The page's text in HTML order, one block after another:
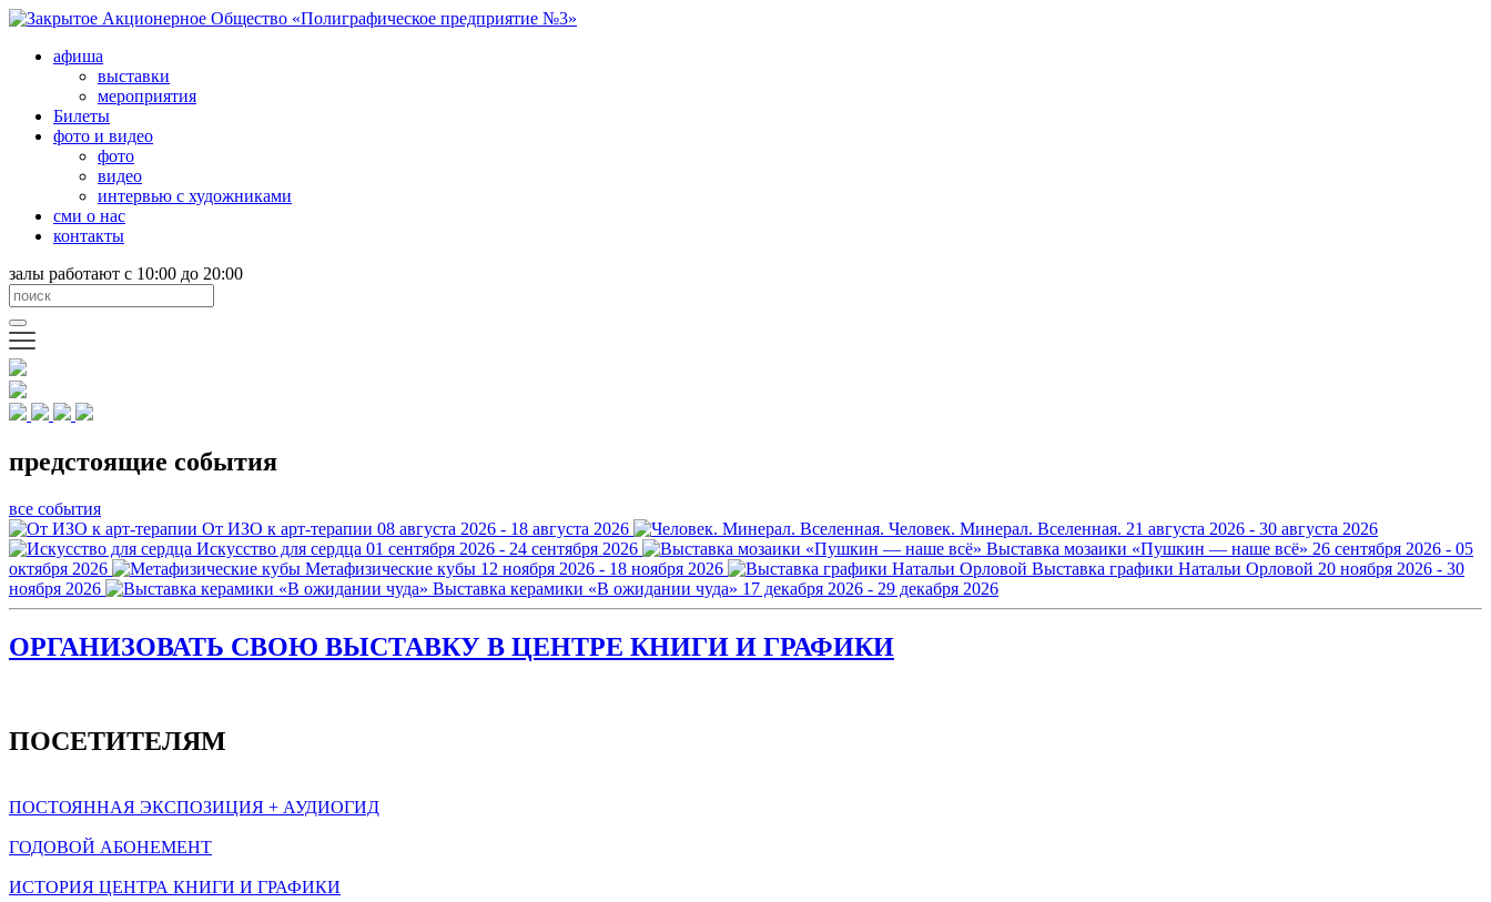
афиша
выставки
мероприятия
Билеты
фото и видео
фото
видео
интервью с художниками
сми о нас
контакты
залы работают с 10:00 до 20:00
предстоящие события
все события
От ИЗО к арт-терапии 08 августа 2026 - 18 августа 2026 Человек. Минерал. Вселенная. 21 августа 2026 - 30 августа 2026
Искусство для сердца 01 сентября 2026 - 24 сентября 2026 Выставка мозаики «Пушкин — наше всё» 26 сентября 2026 - 05
октября 2026
Метафизические кубы 12 ноября 2026 - 18 ноября 2026 Выставка графики Натальи Орловой 20 ноября 2026 - 30
ноября 2026
Выставка керамики «В ожидании чуда» 17 декабря 2026 - 29 декабря 2026
ОРГАНИЗОВАТЬ СВОЮ ВЫСТАВКУ В ЦЕНТРЕ КНИГИ И ГРАФИКИ
ПОСЕТИТЕЛЯМ
ПОСТОЯННАЯ ЭКСПОЗИЦИЯ + АУДИОГИД
ГОДОВОЙ АБОНЕМЕНТ
ИСТОРИЯ ЦЕНТРА КНИГИ И ГРАФИКИ